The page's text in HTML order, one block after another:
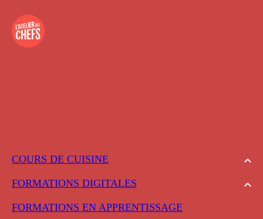
COURS DE CUISINE
FORMATIONS DIGITALES
FORMATIONS EN APPRENTISSAGE